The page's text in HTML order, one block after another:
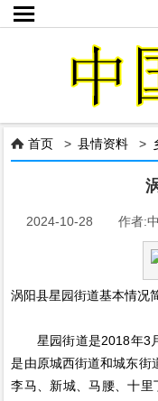

 首页 >县情资料 >
2024-10-28 作者:中
涡阳县星园街道基本情况
星园街道是2018年3月
是由原城西街道和城东街
李马、新城、马腰、十